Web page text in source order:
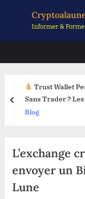
Informer &
Trust Wallet
Sans Trader ?
Blog
prev
L’exchange
envoyer un
Lune